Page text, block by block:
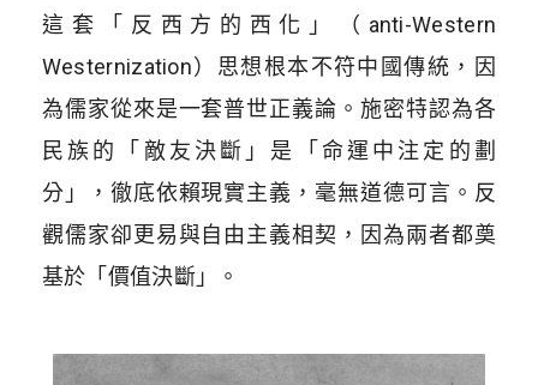
這套「反西方的西化」（anti-Western
Westernization）思想根本不符中國傳統，因
為儒家從來是一套普世正義論。施密特認為各
民族的「敵友決斷」是「命運中注定的劃
分」，徹底依賴現實主義，毫無道德可言。反
觀儒家卻更易與自由主義相契，因為兩者都奠
基於「價值決斷」。